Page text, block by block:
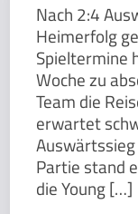
Nach 2:4
Heimerfolg
Spieltermine
Woche zu
Team die
erwartet
Partie stand
die Young […]